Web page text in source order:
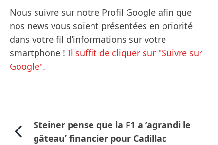
Nous suivre sur notre Profil Google afin que
nos news vous soient présentées en priorité
dans votre fil d’informations sur votre
smartphone ! Il suffit de cliquer sur "Suivre sur
Google".
Steiner pense que la F1 a ’agrandi le
gâteau’ financier pour Cadillac